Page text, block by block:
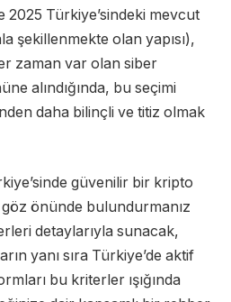
2025 Türkiye’sindeki mevcut
şekillenmekte olan yapısı),
zaman var olan siber
alındığında, bu seçimi
daha bilinçli ve titiz olmak
güvenilir bir kripto
önünde bulundurmanız
detaylarıyla sunacak,
yanı sıra Türkiye’de aktif
bu kriterler ışığında